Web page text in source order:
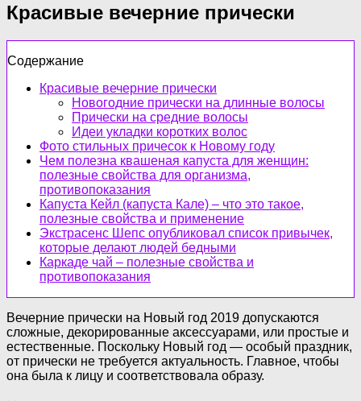
Красивые вечерние прически
Содержание
Красивые вечерние прически
Новогодние прически на длинные волосы
Прически на средние волосы
Идеи укладки коротких волос
Фото стильных причесок к Новому году
Чем полезна квашеная капуста для женщин:
полезные свойства для организма,
противопоказания
Капуста Кейл (капуста Кале) – что это такое,
полезные свойства и применение
Экстрасенс Шепс опубликовал список привычек,
которые делают людей бедными
Каркаде чай – полезные свойства и
противопоказания
Вечерние прически на Новый год 2019 допускаются
сложные, декорированные аксессуарами, или простые и
естественные. Поскольку Новый год — особый праздник,
от прически не требуется актуальность. Главное, чтобы
она была к лицу и соответствовала образу.